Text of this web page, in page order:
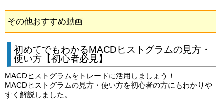
その他おすすめ動画
初めてでもわかるMACDヒストグラムの見方・
使い方【初心者必見】
MACDヒストグラムをトレードに活用しましょう！
MACDヒストグラムの見方・使い方を初心者の方にもわかりや
すく解説しました。